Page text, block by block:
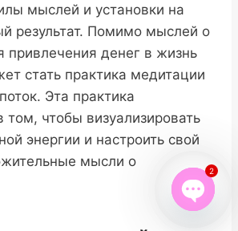
мыслей и установки на
результат. Помимо мыслей о
привлечения денег в жизнь
стать практика медитации
Эта практика
том, чтобы визуализировать
энергии и настроить свой
мысли о
2